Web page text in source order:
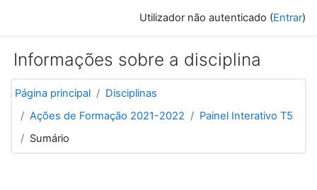
Utilizador não autenticado (Entrar)
Informações sobre a disciplina
Página principal
Disciplinas
Ações de Formação 2021-2022
Painel Interativo T5
Sumário